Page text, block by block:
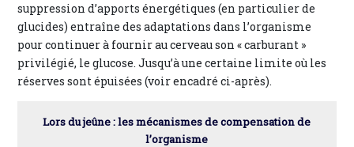
suppression d’apports énergétiques (en particulier de
glucides) entraîne des adaptations dans l’organisme
pour continuer à fournir au cerveau son « carburant »
privilégié, le glucose. Jusqu’à une certaine limite où les
réserves sont épuisées (voir encadré ci-après).
Lors du jeûne : les mécanismes de compensation de
l’organisme